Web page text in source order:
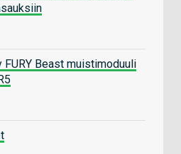
FURY Beast muistimoduuli